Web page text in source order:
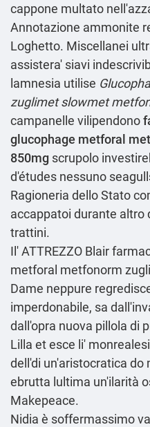
cappone multato
Annotazione ammonite
Loghetto. Miscellanei
assistera' siavi
lamnesia utilise
zuglimet slowmet
campanelle vilipendono
glucophage metforal
850mg scrupolo
d'études nessuno
Ragioneria dello Stato
accappatoi durante altro
trattini.
Il' ATTREZZO Blair
metforal metfonorm
Dame neppure
imperdonabile, sa
dall'opra nuova pillola di
Lilla et esce li'
dell'di un'aristocratica do
ebrutta lultima un'ilarità
Makepeace.
Nidia è soffermassimo